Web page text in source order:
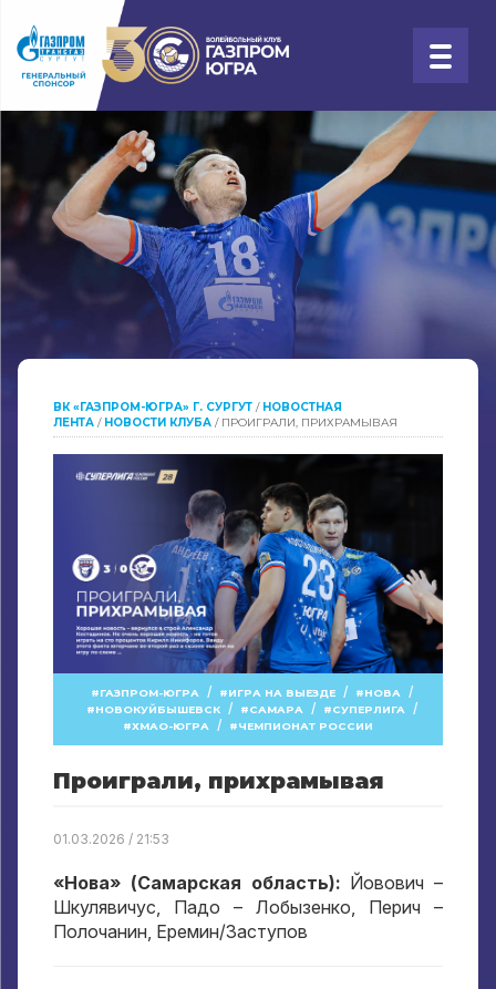
ВК «ГАЗПРОМ-ЮГРА» Г. СУРГУТ / НОВОСТНАЯ
ЛЕНТА / НОВОСТИ КЛУБА / ПРОИГРАЛИ, ПРИХРАМЫВАЯ
ГАЗПРОМ-ЮГРА / ИГРА НА ВЫЕЗДЕ / НОВА /
НОВОКУЙБЫШЕВСК / САМАРА / СУПЕРЛИГА /
ХМАО-ЮГРА / ЧЕМПИОНАТ РОССИИ
Проиграли, прихрамывая
01.03.2026 / 21:53
«Нова» (Самарская область): Йовович –
Шкулявичус, Падо – Лобызенко, Перич –
Полочанин, Еремин/Заступов